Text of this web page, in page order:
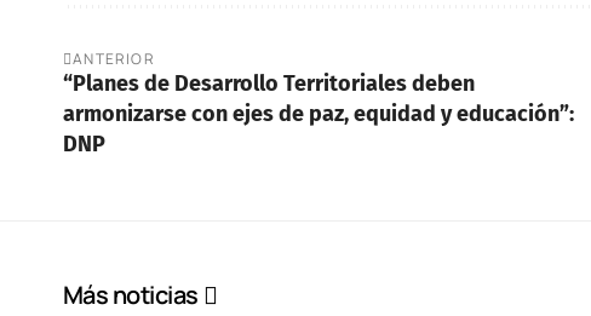
ANTERIOR
“Planes de Desarrollo Territoriales deben
armonizarse con ejes de paz, equidad y educación”:
DNP
Más noticias